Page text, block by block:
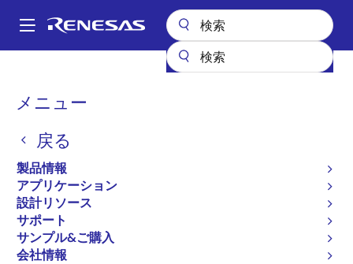
ン
Main
メニュー
戻る
製品情報
アプリケーション
設計リソース
サポート
サンプル&ご購入
会社情報
パ
く
ず
RC21212-EVB
12出力AutoClockプログラ
マブル・クロック・ジェネ
レータ評価ボード
RC21212-EVB
ご購入